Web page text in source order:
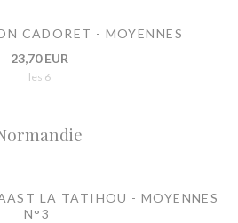
CADORET - MOYENNES
23,70 EUR
les 6
LA TATIHOU - MOYENNES
N°3